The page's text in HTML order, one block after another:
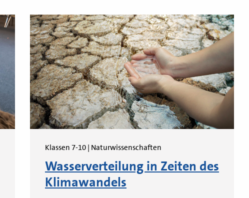
Klassen 7-10 | Naturwissenschaften
Wasserverteilung in Zeiten des
Klimawandels